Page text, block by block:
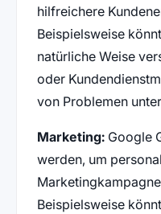
hilfreichere
Beispielsweise
natürliche Weise
oder
von Problemen
Marketing:Google
werden, um
Beispielsweise